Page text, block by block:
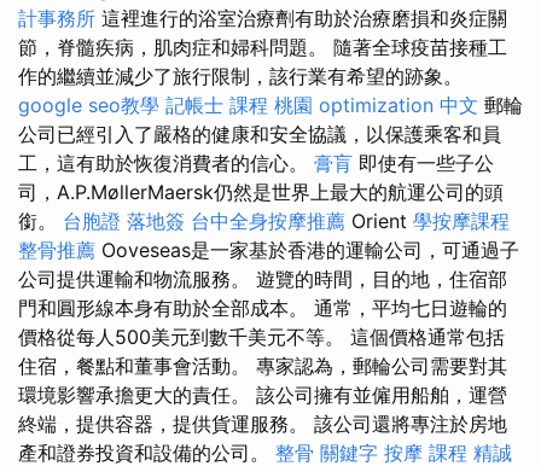
計事務所 這裡進行的浴室治療劑有助於治療磨損和炎症關
節，脊髓疾病，肌肉症和婦科問題。 隨著全球疫苗接種工
作的繼續並減少了旅行限制，該行業有希望的跡象。
google seo教學 記帳士 課程 桃園 optimization 中文 郵輪
公司已經引入了嚴格的健康和安全協議，以保護乘客和員
工，這有助於恢復消費者的信心。 膏肓 即使有一些子公
司，A.P.MøllerMaersk仍然是世界上最大的航運公司的頭
銜。 台胞證 落地簽 台中全身按摩推薦 Orient 學按摩課程
整骨推薦 Ooveseas是一家基於香港的運輸公司，可通過子
公司提供運輸和物流服務。 遊覽的時間，目的地，住宿部
門和圓形線本身有助於全部成本。 通常，平均七日遊輪的
價格從每人500美元到數千美元不等。 這個價格通常包括
住宿，餐點和董事會活動。 專家認為，郵輪公司需要對其
環境影響承擔更大的責任。 該公司擁有並僱用船舶，運營
終端，提供容器，提供貨運服務。 該公司還將專注於房地
產和證券投資和設備的公司。 整骨 關鍵字 按摩 課程 精誠